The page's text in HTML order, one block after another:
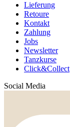
Lieferung
Retoure
Kontakt
Zahlung
Jobs
Newsletter
Tanzkurse
Click&Collect
Social Media